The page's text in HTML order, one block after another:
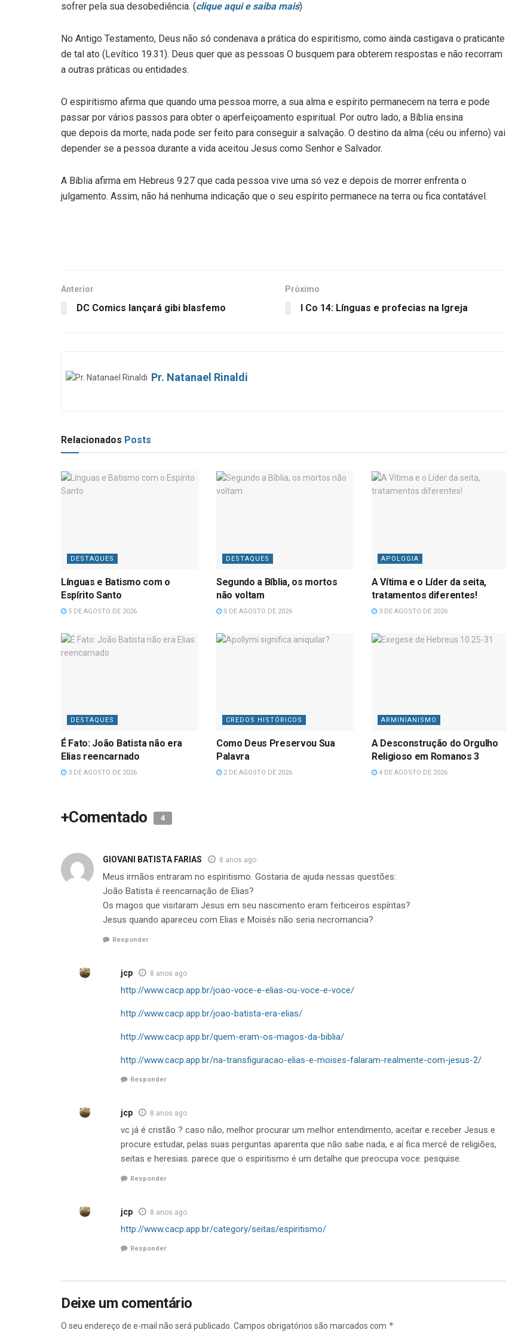
sofrer pela sua desobediência. (clique aqui e saiba mais)
No Antigo Testamento, Deus não só condenava a prática do espiritismo, como ainda castigava o praticante
de tal ato ( Levítico 19.31). Deus quer que as pessoas O busquem para obterem respostas e não recorram
a outras práticas ou entidades.
O espiritismo afirma que quando uma pessoa morre, a sua alma e espírito permanecem na terra e pode
passar por vários passos para obter o aperfeiçoamento espiritual. Por outro lado, a Bíblia ensina
que depois da morte, nada pode ser feito para conseguir a salvação. O destino da alma (céu ou inferno) vai
depender se a pessoa durante a vida aceitou Jesus como Senhor e Salvador.
A Bíblia afirma em Hebreus 9.27 que cada pessoa vive uma só vez e depois de morrer enfrenta o
julgamento. Assim, não há nenhuma indicação que o seu espírito permanece na terra ou fica contatável.
Anterior
DC Comics lançará gibi blasfemo
Próximo
I Co 14: Línguas e profecias na Igreja
Pr. Natanael Rinaldi
Relacionados Posts
DESTAQUES
Línguas e Batismo com o
Espírito Santo
5 DE AGOSTO DE 2026
DESTAQUES
Segundo a Bíblia, os mortos
não voltam
5 DE AGOSTO DE 2026
APOLOGIA
A Vítima e o Líder da seita,
tratamentos diferentes!
3 DE AGOSTO DE 2026
DESTAQUES
É Fato: João Batista não era
Elias reencarnado
3 DE AGOSTO DE 2026
CREDOS HISTÓRICOS
Como Deus Preservou Sua
Palavra
2 DE AGOSTO DE 2026
ARMINIANISMO
A Desconstrução do Orgulho
Religioso em Romanos 3
4 DE AGOSTO DE 2026
+Comentado 4
GIOVANI BATISTA FARIAS 8 anos ago
Meus irmãos entraram no espiritismo. Gostaria de ajuda nessas questões:
João Batista é reencarnação de Elias?
Os magos que visitaram Jesus em seu nascimento eram feiticeiros espíritas?
Jesus quando apareceu com Elias e Moisés não seria necromancia?
Responder
jcp 8 anos ago
http://www.cacp.app.br/joao-voce-e-elias-ou-voce-e-voce/
http://www.cacp.app.br/joao-batista-era-elias/
http://www.cacp.app.br/quem-eram-os-magos-da-biblia/
http://www.cacp.app.br/na-transfiguracao-elias-e-moises-falaram-realmente-com-jesus-2/
Responder
jcp 8 anos ago
vc já é cristão ? caso não, melhor procurar um melhor entendimento, aceitar e receber Jesus e
procure estudar, pelas suas perguntas aparenta que não sabe nada, e aí fica mercê de religiões,
seitas e heresias. parece que o espiritismo é um detalhe que preocupa voce. pesquise.
Responder
jcp 8 anos ago
http://www.cacp.app.br/category/seitas/espiritismo/
Responder
Deixe um comentário
O seu endereço de e-mail não será publicado. Campos obrigatórios são marcados com *